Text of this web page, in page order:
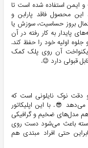
ایمن استفاده شده است تا
این محصول فاقد پارابن و
بروز حساسیت، سوزش یا
پایدار به کار رفته در آن
اولیه خود را حفظ کند.
آن روی پلک کمک
قبولی دارد 😉.
دقت نوک نایلونی است که
😎. با این اپلیکاتور
مدل‌های ضخیم و گرافیکی
دسته باعث می‌شود دست روی
حتی افراد مبتدی هم